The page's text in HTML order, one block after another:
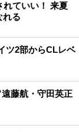
れていい！ 来夏
れる
ツ2部からCLレベ
藤航・守田英正